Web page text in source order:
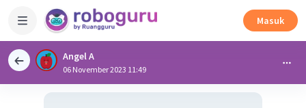
Masuk
Angel A
06 November 2023 11:49